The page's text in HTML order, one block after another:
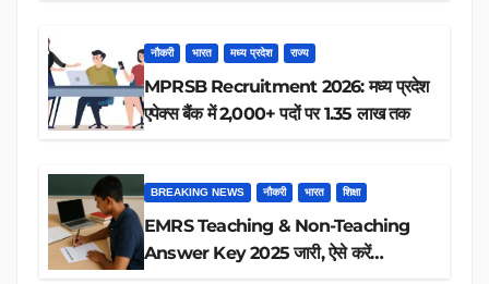
नौकरी भारत मध्य प्रदेश राज्य
MPRSB Recruitment 2026: मध्य प्रदेश
एपेक्स बैंक में 2,000+ पदों पर 1.35 लाख तक
BREAKING NEWS नौकरी भारत शिक्षा
EMRS Teaching & Non-Teaching
Answer Key 2025 जारी, ऐसे करें